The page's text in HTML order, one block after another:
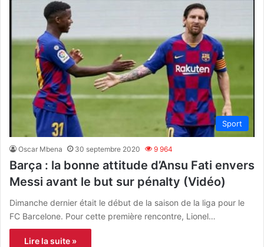
Sport
Oscar Mbena 30 septembre 2020 9 964
Barça : la bonne attitude d’Ansu Fati envers
Messi avant le but sur pénalty (Vidéo)
Dimanche dernier était le début de la saison de la liga pour le
FC Barcelone. Pour cette première rencontre, Lionel…
Lire la suite »